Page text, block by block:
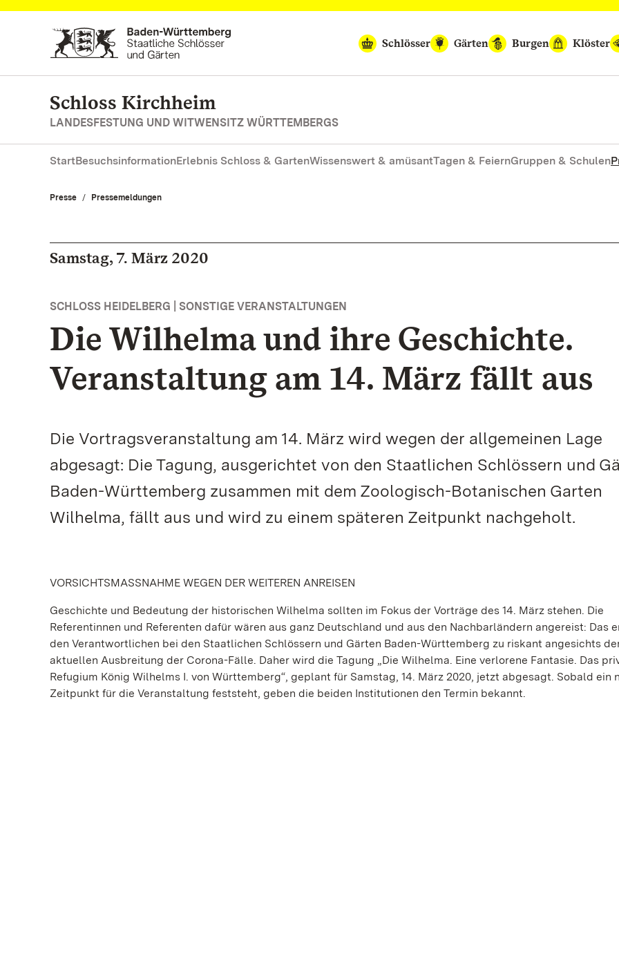
Zum Hauptinhalt springen
Schlösser
Gärten Burgen Klöster
Schloss Kirchheim
LANDESFESTUNG UND WITWENSITZ WÜRTTEMBERGS
StartBesuchsinformationErlebnis Schloss & GartenWissenswert & amüsantTagen & FeiernGruppen & Schulen
Presse Pressemeldungen
Samstag, 7. März 2020
SCHLOSS HEIDELBERG | SONSTIGE VERANSTALTUNGEN
Die Wilhelma und ihre Geschichte.
Veranstaltung am 14. März fällt aus
Die Vortragsveranstaltung am 14. März wird wegen der allgemeinen Lage
abgesagt: Die Tagung, ausgerichtet von den Staatlichen Schlössern und
Baden-Württemberg zusammen mit dem Zoologisch-Botanischen Garten
Wilhelma, fällt aus und wird zu einem späteren Zeitpunkt nachgeholt.
VORSICHTSMASSNAHME WEGEN DER WEITEREN ANREISEN
Geschichte und Bedeutung der historischen Wilhelma sollten im Fokus der Vorträge des 14. März stehen. Die
Referentinnen und Referenten dafür wären aus ganz Deutschland und aus den Nachbarländern angereist: Das
den Verantwortlichen bei den Staatlichen Schlössern und Gärten Baden-Württemberg zu riskant angesichts
aktuellen Ausbreitung der Corona-Fälle. Daher wird die Tagung „Die Wilhelma. Eine verlorene Fantasie. Das
Refugium König Wilhelms I. von Württemberg“, geplant für Samstag, 14. März 2020, jetzt abgesagt. Sobald ein
Zeitpunkt für die Veranstaltung feststeht, geben die beiden Institutionen den Termin bekannt.